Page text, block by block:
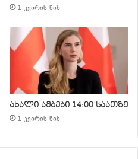
1 კვირის წინ
ახალი ამბები 14:00 საათზე
1 კვირის წინ